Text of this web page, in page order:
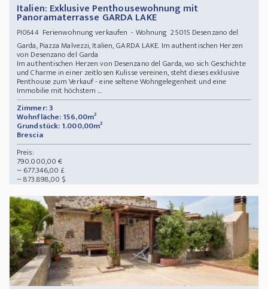
Italien: Exklusive Penthousewohnung mit
Panoramaterrasse GARDA LAKE
PI0644Ferienwohnung verkaufen - Wohnung 25015 Desenzano del
Garda, Piazza Malvezzi, Italien, GARDA LAKE. Im authentischen Herzen
von Desenzano del Garda
Im authentischen Herzen von Desenzano del Garda, wo sich Geschichte
und Charme in einer zeitlosen Kulisse vereinen, steht dieses exklusive
Penthouse zum Verkauf - eine seltene Wohngelegenheit und eine
Immobilie mit höchstem ...
Zimmer: 3
Wohnfläche: 156,00m²
Grundstück: 1.000,00m²
Brescia
Preis:
790.000,00 €
~ 677.346,00 £
~ 873.898,00 $